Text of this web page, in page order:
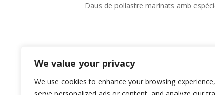
We value your privacy
We use cookies to enhance your browsing experience,
Daus de pollastre marinats amb
Productos relacionados
¡Oferta!
Garlic Prawn